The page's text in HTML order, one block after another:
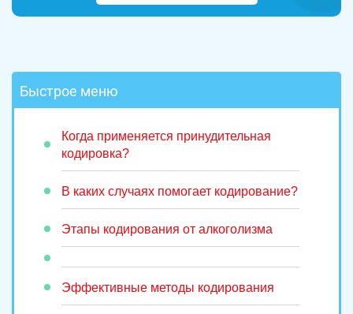
Быстрое меню
Когда применяется принудительная
кодировка?
В каких случаях помогает кодирование?
Этапы кодирования от алкоголизма
Эффективные методы кодирования